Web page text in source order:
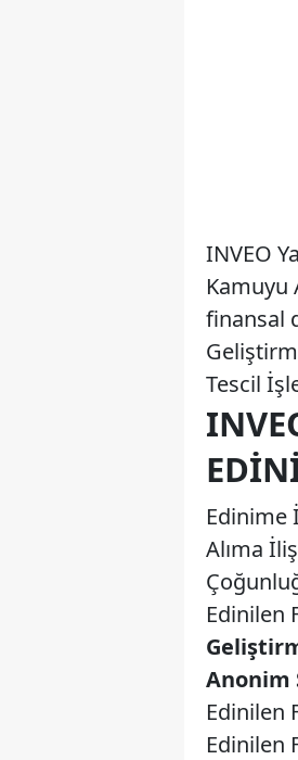
INVEO
Kamuyu
finansal
Tescil
Edinime
Alıma
Edinilen
Anonim
Edinilen
Edinilen